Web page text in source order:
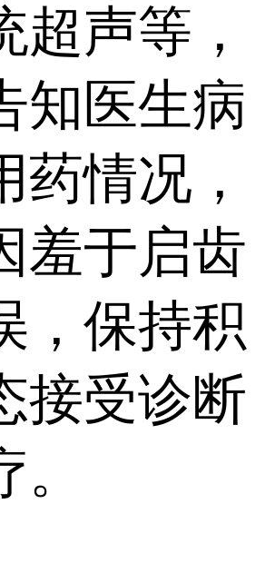
超声等，
知医生病
药情况，
羞于启齿
，保持积
接受诊断